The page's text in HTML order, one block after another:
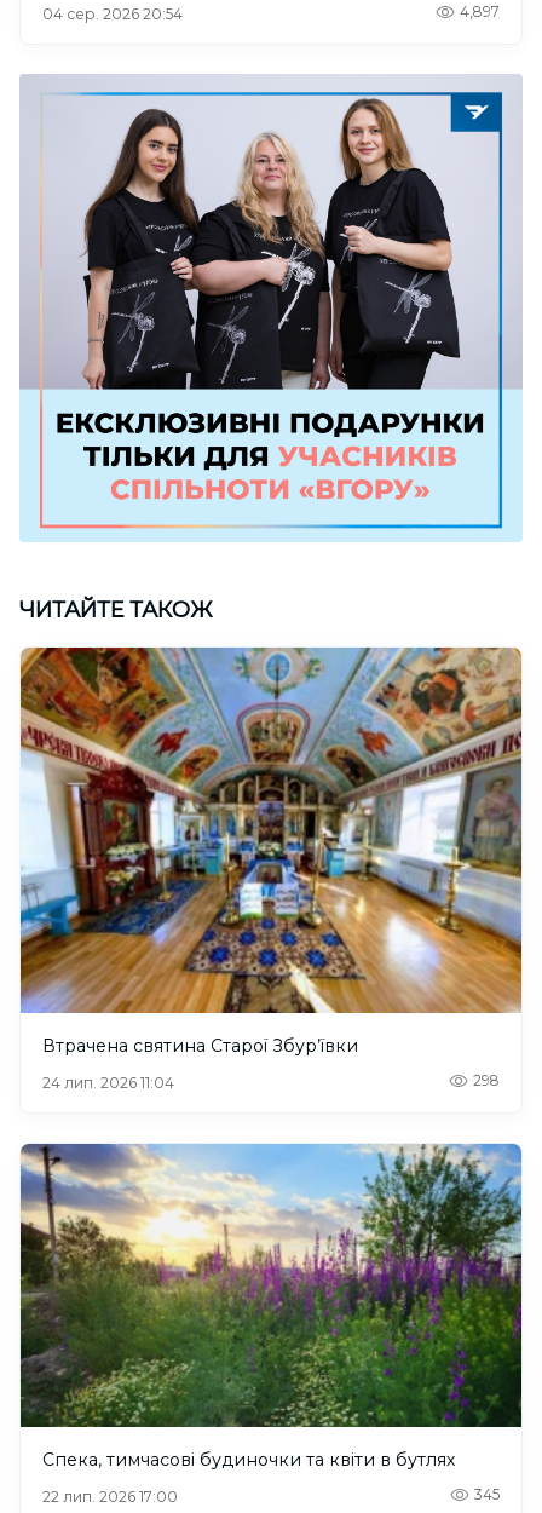
04 сер. 2026 20:54 4,897
ЧИТАЙТЕ ТАКОЖ
Втрачена святина Старої Збур’ївки
24 лип. 2026 11:04 298
Спека, тимчасові будиночки та квіти в бутлях
22 лип. 2026 17:00 345